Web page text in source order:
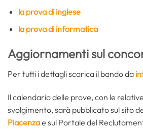
la prova di inglese
la prova di informatica
Aggiornamenti sul
Per tutti i dettagli scarica il bando da
Il calendario delle prove, con le
svolgimento, sarà pubblicato sul sito
Piacenzae sul Portale del